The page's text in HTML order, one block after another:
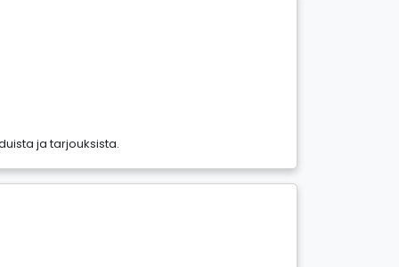
ja tarjouksista.